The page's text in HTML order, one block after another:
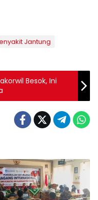
Jantung
Besok, Ini